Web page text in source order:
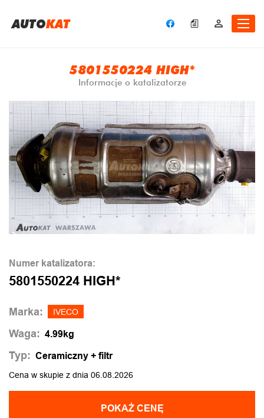
AUTOKAT
5801550224 HIGH*
Informacje o katalizatorze
Numer katalizatora:
5801550224 HIGH*
Marka: IVECO
Waga: 4.99kg
Typ: Ceramiczny + filtr
Cena w skupie z dnia 06.08.2026
POKAŻ CENĘ